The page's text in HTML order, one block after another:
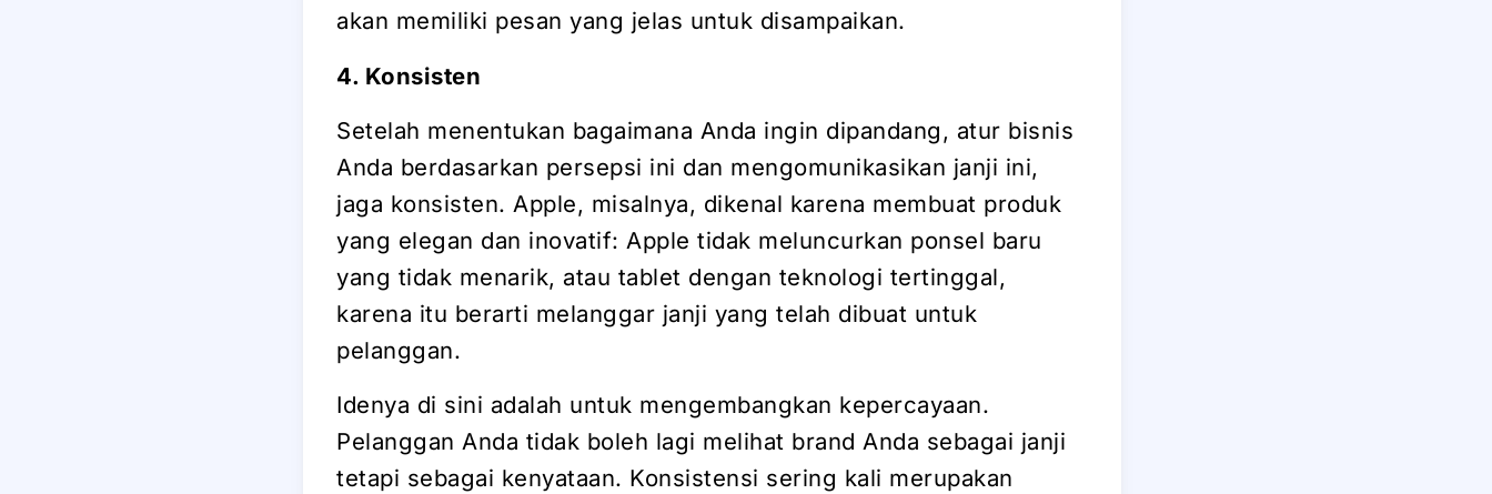
akan memiliki pesan yang jelas untuk disampaikan.
4. Konsisten
Setelah menentukan bagaimana Anda ingin dipandang, atur bisnis
Anda berdasarkan persepsi ini dan mengomunikasikan janji ini,
jaga konsisten. Apple, misalnya, dikenal karena membuat produk
yang elegan dan inovatif: Apple tidak meluncurkan ponsel baru
yang tidak menarik, atau tablet dengan teknologi tertinggal,
karena itu berarti melanggar janji yang telah dibuat untuk
pelanggan.
Idenya di sini adalah untuk mengembangkan kepercayaan.
Pelanggan Anda tidak boleh lagi melihat brand Anda sebagai janji
tetapi sebagai kenyataan. Konsistensi sering kali merupakan